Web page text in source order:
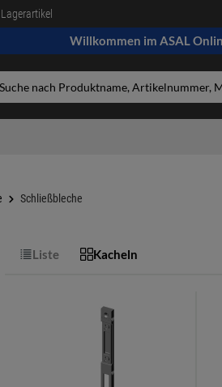
Willkommen im ASAL
Schließbleche
Liste Kacheln